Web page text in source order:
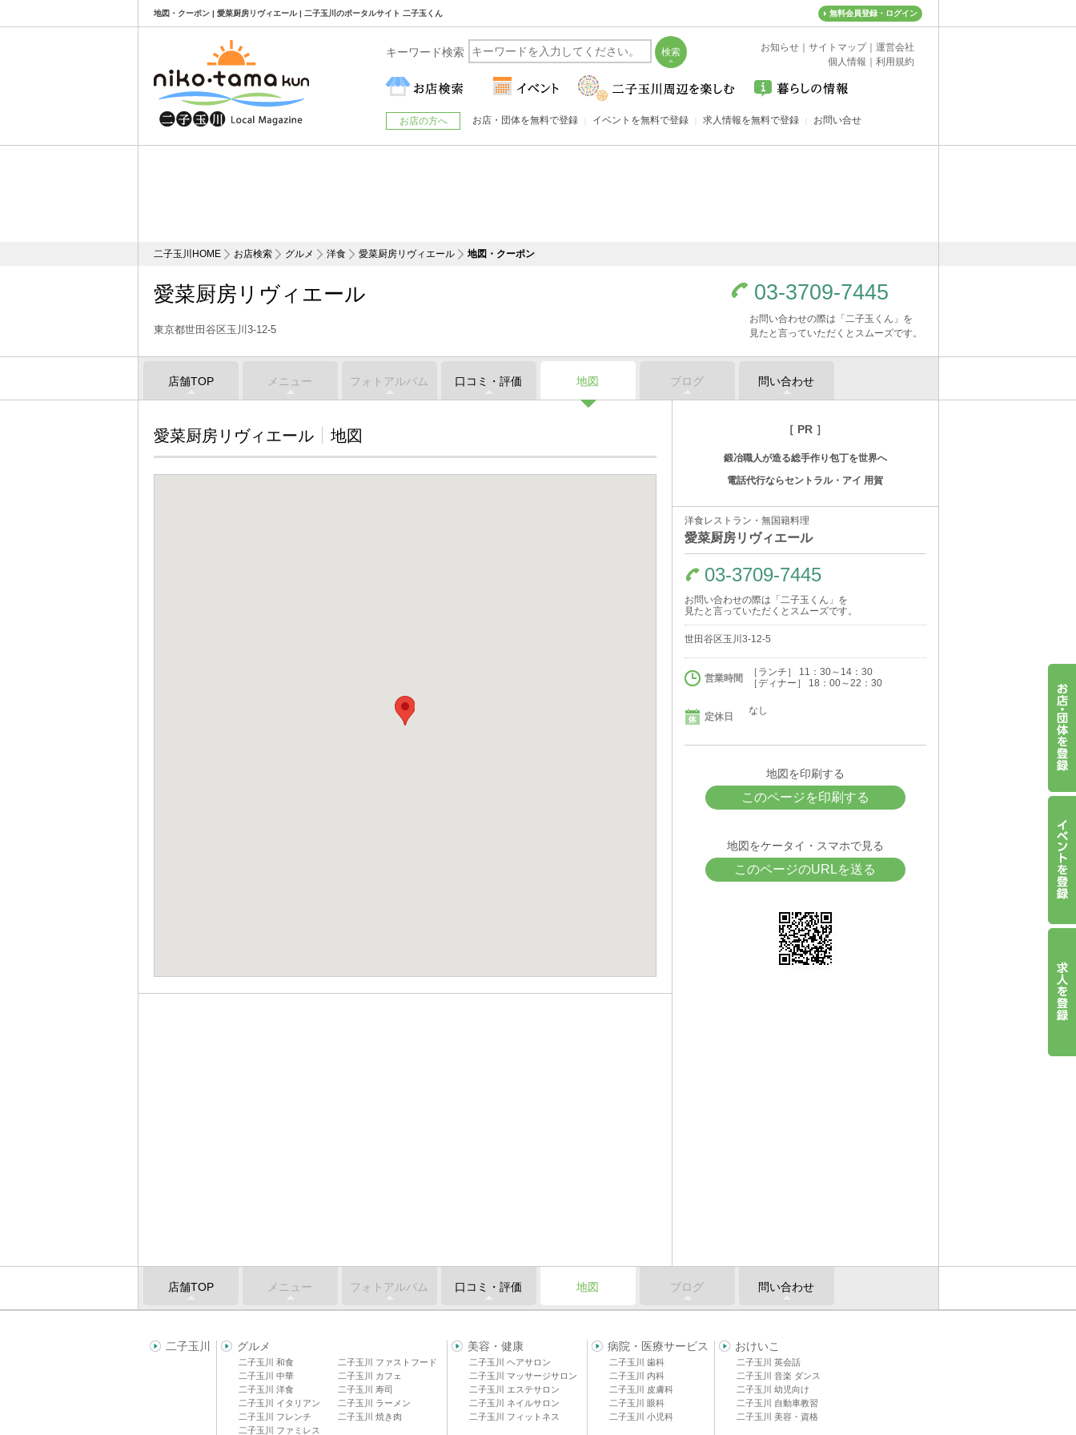
地図・クーポン | 愛菜厨房リヴィエール | 二子玉川のポータルサイト 二子玉くん 無料会員登録・ログイン
二子玉川HOME お店検索 グルメ 洋食 愛菜厨房リヴィエール 地図・クーポン
愛菜厨房リヴィエール
東京都世田谷区玉川3-12-5
03-3709-7445
お問い合わせの際は「二子玉くん」を
見たと言っていただくとスムーズです。
店舗TOP メニュー フォトアルバム 口コミ・評価 地図 ブログ 問い合わせ
愛菜厨房リヴィエール 地図 ［ PR ］
鍛冶職人が造る総手作り包丁を世界へ
電話代行ならセントラル・アイ 用賀
洋食レストラン・無国籍料理
愛菜厨房リヴィエール
03-3709-7445
お問い合わせの際は「二子玉くん」を
見たと言っていただくとスムーズです。
世田谷区玉川3-12-5
営業時間
［ランチ］ 11：30～14：30
［ディナー］ 18：00～22：30
定休日
なし
地図を印刷する
このページを印刷する
地図をケータイ・スマホで見る
このページのURLを送る
店舗TOP メニュー フォトアルバム 口コミ・評価 地図 ブログ 問い合わせ
二子玉川 グルメ
二子玉川 和食
二子玉川 中華
二子玉川 洋食
二子玉川 イタリアン
二子玉川 フレンチ
二子玉川 ファミレス
二子玉川 ファストフード
二子玉川 カフェ
二子玉川 寿司
二子玉川 ラーメン
二子玉川 焼き肉
美容・健康
二子玉川 ヘアサロン
二子玉川 マッサージサロン
二子玉川 エステサロン
二子玉川 ネイルサロン
二子玉川 フィットネス
病院・医療サービス
二子玉川 歯科
二子玉川 内科
二子玉川 皮膚科
二子玉川 眼科
二子玉川 小児科
おけいこ
二子玉川 英会話
二子玉川 音楽 ダンス
二子玉川 幼児向け
二子玉川 自動車教習
二子玉川 美容・資格
キーワード検索 お知らせ サイトマップ｜ 運営会社
個人情報
利用規約
お店の方へ お店・団体を無料で登録 イベントを無料で登録 求人情報を無料で登録 お問い合せ